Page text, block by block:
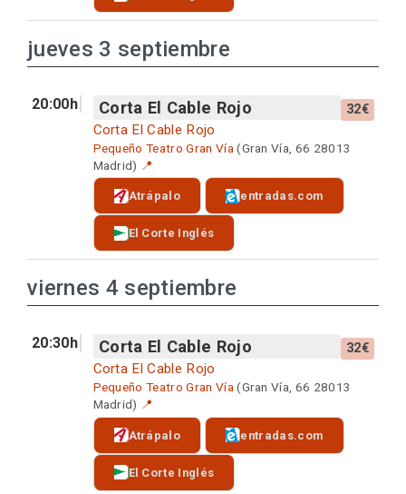
jueves 3 septiembre
20:00h Corta El Cable Rojo 32€
Corta El Cable Rojo
Pequeño Teatro Gran Vía (Gran Vía, 66 28013
Madrid) 📍
Atrápalo entradas.com
El Corte Inglés
viernes 4 septiembre
20:30h Corta El Cable Rojo 32€
Corta El Cable Rojo
Pequeño Teatro Gran Vía(Gran Vía, 66 28013
Madrid) 📍
Atrápalo entradas.com
El Corte Inglés